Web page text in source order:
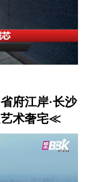
府江岸·长沙
艺术奢宅≪